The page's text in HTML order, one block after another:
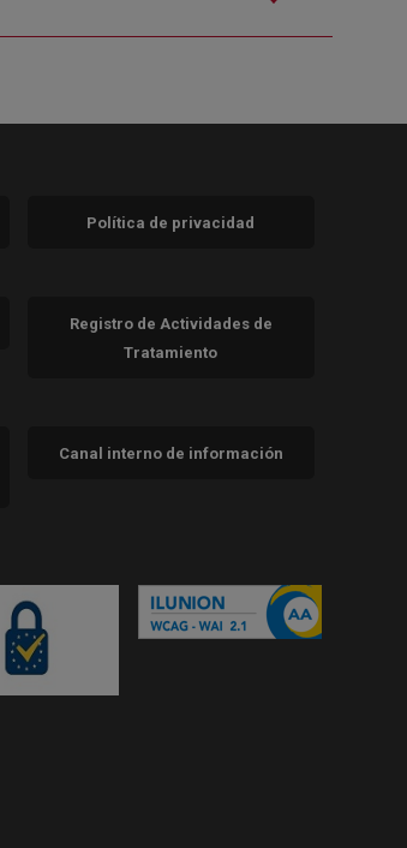
Política de privacidad
Registro de Actividades de
Tratamiento
Canal interno de información